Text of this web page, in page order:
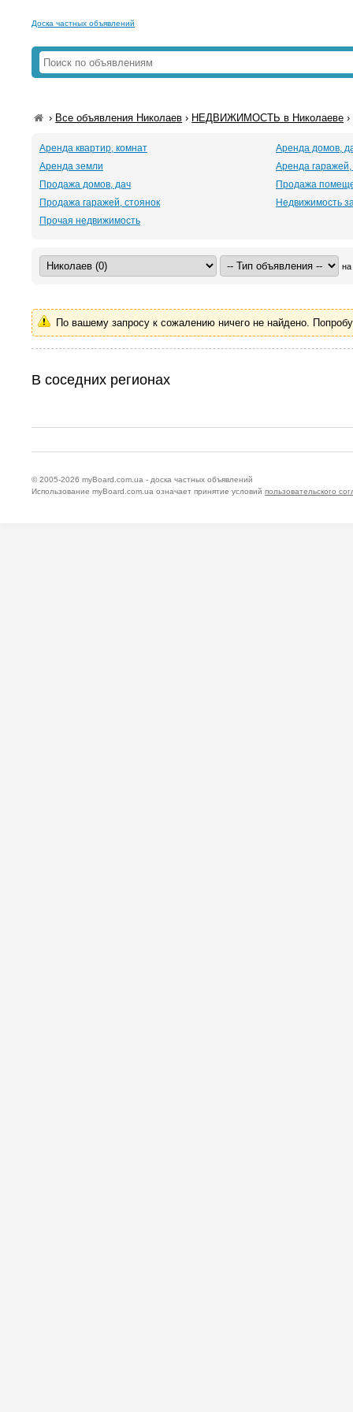
Доска частных объявлений
› Все объявления Николаев › НЕДВИЖИМОСТЬ в Николаеве ›
Аренда квартир, комнат
Аренда домов,
Аренда земли
Аренда гаражей,
Продажа домов, дач
Продажа
Продажа гаражей, стоянок
Недвижимость
Прочая недвижимость
на
По вашему запросу к сожалению ничего не найдено.
В соседних регионах
© 2005-2026 myBoard.com.ua - доска частных объявлений
Использование myBoard.com.ua означает принятие условий пользовательского